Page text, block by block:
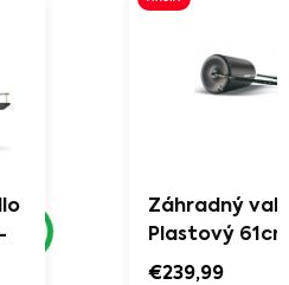
Záhradný
Plastový
€239,99